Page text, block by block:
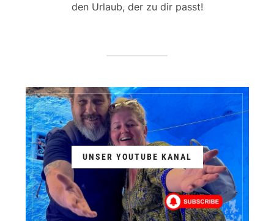
den Urlaub, der zu dir passt!
UNSER YOUTUBE KANAL